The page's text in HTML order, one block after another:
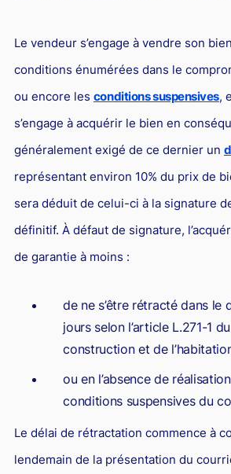
Caution bancaire
Communication et nouvelles
Grande entreprise
Droit de l'environnement et des
Concurrence déloyale
Transport
Transmission d'entreprise et avocat
Gestion des crises
Contentieux cession d’entreprise
Le vendeur s’engage à vendre son
conditions énumérées dans le
ou encore les conditions suspensives,
s’engage à acquérir le bien en
généralement exigé de ce dernier un
représentant environ 10% du prix de
sera déduit de celui-ci à la signature
définitif. À défaut de signature,
de garantie à moins :
de ne s’être rétracté dans le
jours selon l’article L.271-1
construction et de
ou en l’absence de
conditions suspensives du
Le délai de rétractation commence à
lendemain de la présentation du